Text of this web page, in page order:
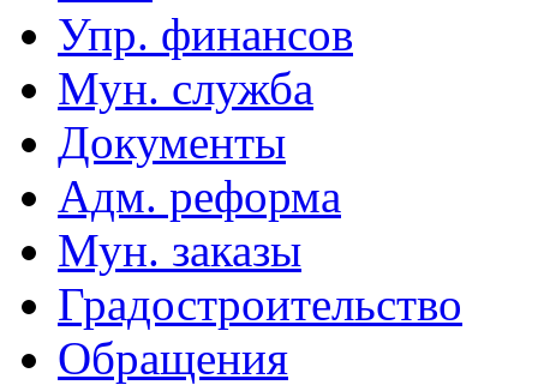
Упр. финансов
Мун. служба
Документы
Адм. реформа
Мун. заказы
Градостроительство
Обращения